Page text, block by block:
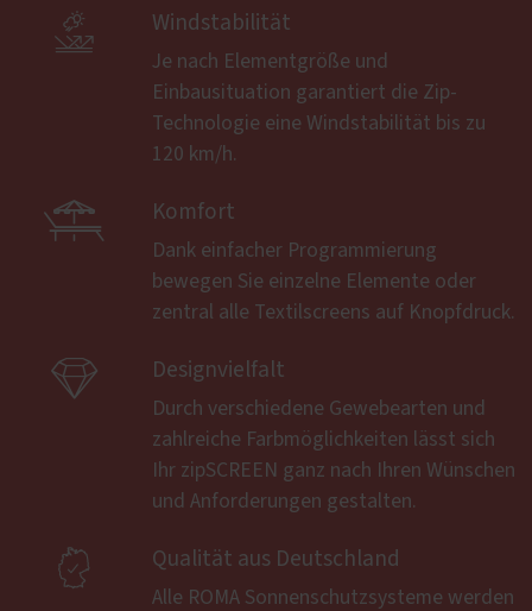
 Windstabilität
Je nach Elementgröße und
Einbausituation garantiert die Zip-
Technologie eine Windstabilität bis zu
120 km/h.
 Komfort
Dank einfacher Programmierung
bewegen Sie einzelne Elemente oder
zentral alle Textilscreens auf Knopfdruck.
 Designvielfalt
Durch verschiedene Gewebearten und
zahlreiche Farbmöglichkeiten lässt sich
Ihr zipSCREEN ganz nach Ihren Wünschen
und Anforderungen gestalten.
 Qualität aus Deutschland
Alle ROMA Sonnenschutzsysteme werden